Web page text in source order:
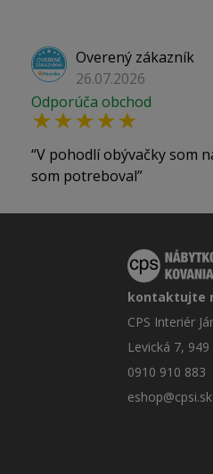
Overený zákazník
26.07.2026
Odporúča obchod
V pohodlí obývačky som
som potreboval
kontaktujte
CPS Interiér
Levická 7,
0910 910 883
eshop@cpsi.sk